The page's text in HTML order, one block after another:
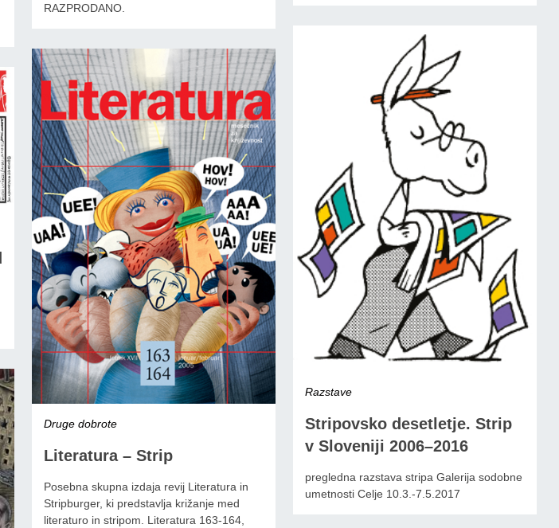
RAZPRODANO.
Razstave
Stripovsko desetletje. Strip
v Sloveniji 2006–2016
pregledna razstava stripa Galerija sodobne
umetnosti Celje 10.3.-7.5.2017
Druge dobrote
Literatura – Strip
Posebna skupna izdaja revij Literatura in
Stripburger, ki predstavlja križanje med
literaturo in stripom. Literatura 163-164,